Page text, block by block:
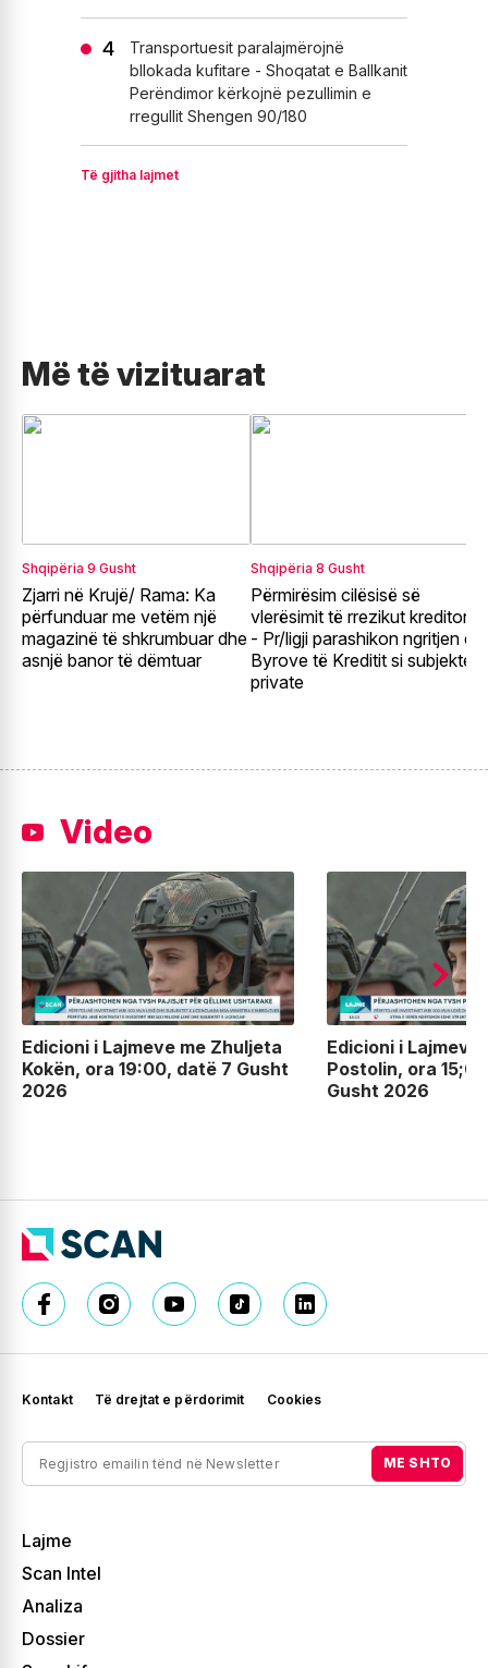
Transportuesit paralajmërojnë
bllokada kufitare - Shoqatat e Ballkanit
Perëndimor kërkojnë pezullimin e
rregullit Shengen 90/180
Të gjitha lajmet
Më të vizituarat
Shqipëria 9 Gusht
Zjarri në Krujë/ Rama: Ka
përfunduar me vetëm një
magazinë të shkrumbuar dhe
asnjë banor të dëmtuar
Shqipëria 8 Gusht
Përmirësim cilësisë së
vlerësimit të rrezikut kreditor
- Pr/ligji parashikon ngritjen e
Byrove të Kreditit si subjekte
private
Video
Edicioni i Lajmeve me Zhuljeta
Kokën, ora 19:00, datë 7 Gusht
2026
Edicioni i Lajmeve
Postolin, ora
Gusht 2026
Lajme
Scan Intel
Analiza
Dossier
Kontakt Të drejtat e përdorimit Cookies
ME SHTO